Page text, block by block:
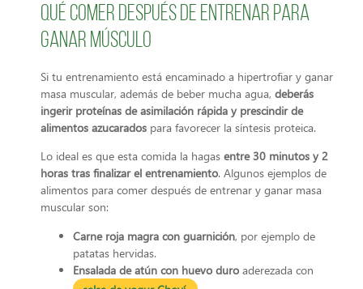
Qué comer después de entrenar para
ganar músculo
Si tu entrenamiento está encaminado a hipertrofiar y ganar
masa muscular, además de beber mucha agua, deberás
ingerir proteínas de asimilación rápida y prescindir de
alimentos azucarados para favorecer la síntesis proteica.
Lo ideal es que esta comida la hagas entre 30 minutos y 2
horas tras finalizar el entrenamiento. Algunos ejemplos de
alimentos para comer después de entrenar y ganar masa
muscular son:
Carne roja magra con guarnición, por ejemplo de
patatas hervidas.
Ensalada de atún con huevo duro aderezada con